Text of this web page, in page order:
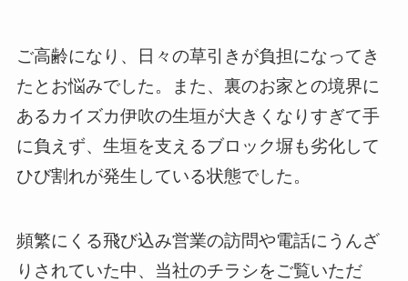
ご高齢になり、日々の草引きが負担になってき
たとお悩みでした。また、裏のお家との境界に
あるカイズカ伊吹の生垣が大きくなりすぎて手
に負えず、生垣を支えるブロック塀も劣化して
ひび割れが発生している状態でした。
頻繁にくる飛び込み営業の訪問や電話にうんざ
りされていた中、当社のチラシをご覧いただ